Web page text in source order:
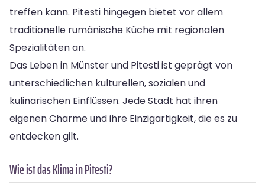
treffen kann. Pitesti hingegen bietet vor allem
traditionelle rumänische Küche mit regionalen
Spezialitäten an.
Das Leben in Münster und Pitesti ist geprägt von
unterschiedlichen kulturellen, sozialen und
kulinarischen Einflüssen. Jede Stadt hat ihren
eigenen Charme und ihre Einzigartigkeit, die es zu
entdecken gilt.
Wie ist das Klima in Pitesti?